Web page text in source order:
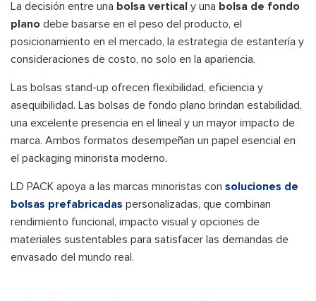
La decisión entre una bolsa vertical y una bolsa de fondo
plano debe basarse en el peso del producto, el
posicionamiento en el mercado, la estrategia de estantería y
consideraciones de costo, no solo en la apariencia.
Las bolsas stand-up ofrecen flexibilidad, eficiencia y
asequibilidad. Las bolsas de fondo plano brindan estabilidad,
una excelente presencia en el lineal y un mayor impacto de
marca. Ambos formatos desempeñan un papel esencial en
el packaging minorista moderno.
LD PACK apoya a las marcas minoristas con soluciones de
bolsas prefabricadas personalizadas, que combinan
rendimiento funcional, impacto visual y opciones de
materiales sustentables para satisfacer las demandas de
envasado del mundo real.